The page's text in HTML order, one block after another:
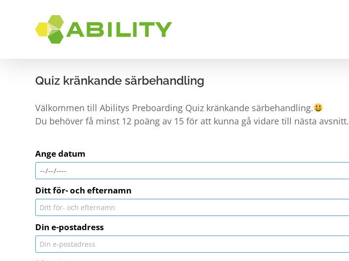
Quiz kränkande särbehandling
Välkommen till Abilitys Preboarding Quiz kränkande särbehandling.
Du behöver få minst 12 poäng av 15 för att kunna gå vidare till nästa avsnitt.
Ange datum
Ditt för- och efternamn
Din e-postadress